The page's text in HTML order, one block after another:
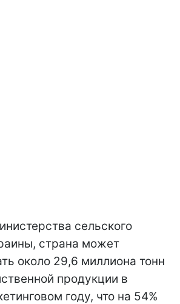
сельского
страна может
около 29,6 миллиона тонн
продукции в
году, что на 54%